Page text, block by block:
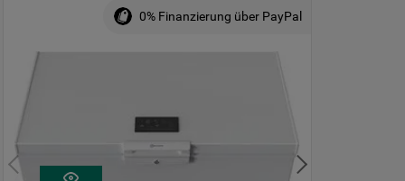
0% Finanzierung über PayPal